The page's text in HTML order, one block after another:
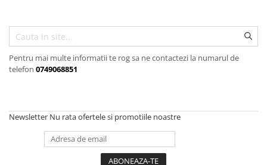
Electronice si electrocasnice
Incalzire si racire
Usi si porti
Accesorii gresie si faianta
Accesorii pentru faianta, gresie si
Pentru mai multe informatii te rog sa ne contactezi la numarul de
telefon 0749068851
Newsletter Nu rata ofertele si promotiile noastre